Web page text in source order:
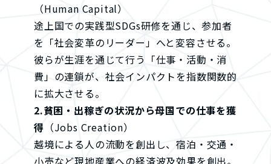
（Human Capital）
途上国での実践型SDGs研修を通じ、参加者
を「社会変革のリーダー」へと変容させる。
彼らが生涯を通じて行う「仕事・活動・消
費」の連鎖が、社会インパクトを指数関数的
に拡大させる。
2.貧困・出稼ぎの状況から母国での仕事を獲
得 （Jobs Creation）
越境による人の流動を創出し、宿泊・交通・